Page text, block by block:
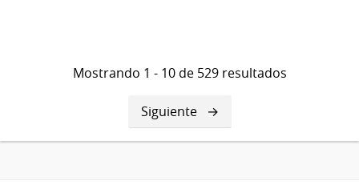
Mostrando 1 - 10 de 529 resultados
Siguiente
página
Siguiente